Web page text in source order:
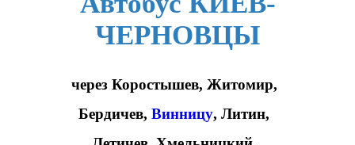
ЧЕРНОВЦЫ
через Коростышев, Житомир,
Бердичев,Винницу, Литин,